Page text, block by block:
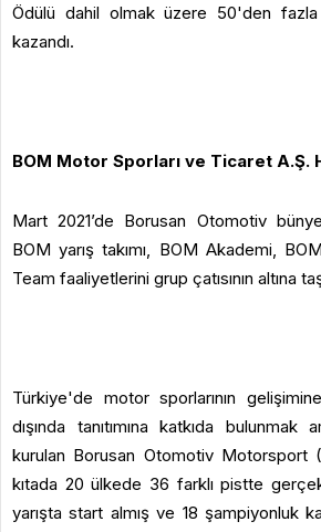
Ödülü dahil olmak üzere 50'den fazla
kazandı.
BOM Motor Sporları ve Ticaret A.Ş.
Mart 2021’de Borusan Otomotiv
BOM yarış takımı, BOM Akademi,
Team faaliyetlerini grup çatısının altına
Türkiye'de motor sporlarının
dışında tanıtımına katkıda bulunmak
kurulan Borusan Otomotiv
kıtada 20 ülkede 36 farklı pistte
yarışta start almış ve 18 şampiyonluk